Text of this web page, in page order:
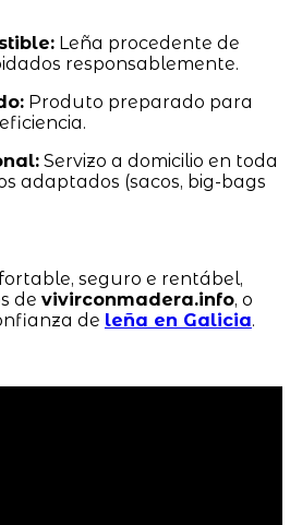
Leña procedente de
responsablemente.
Produto preparado para
Servizo a domicilio en toda
adaptados (sacos, big-bags
seguro e rentábel,
de vivirconmadera.info, o
de leña en Galicia.